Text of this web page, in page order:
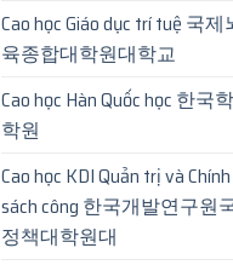
Cao học Giáo dục trí tuệ 국
육종합대학원대학교
Cao học Hàn Quốc học 한국
학원
Cao học KDI Quản trị và Chính
sách công 한국개발연구원
정책대학원대